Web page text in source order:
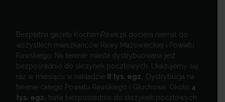
Bezpłatna gazeta KochamRawe.pl dociera niemal do
wszystkich mieszkańców Rawy Mazowieckiej i Powiatu
Rawskiego. Na terenie miasta dystrybuowana jest
bezpośrednio do skrzynek pocztowych. Ukazujemy się
raz w miesiącu w nakładzie 8 tys. egz.
Dystrybucja na
terenie całego Powiatu Rawskiego i Głuchowa. Około 4
tys. egz. trafia bezpośrednio do skrzynek pocztowych